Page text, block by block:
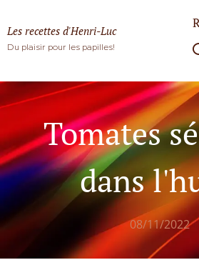
Les recettes d'Henri-Luc
Du plaisir pour les papilles!
Tomates
dans
08/11/2022